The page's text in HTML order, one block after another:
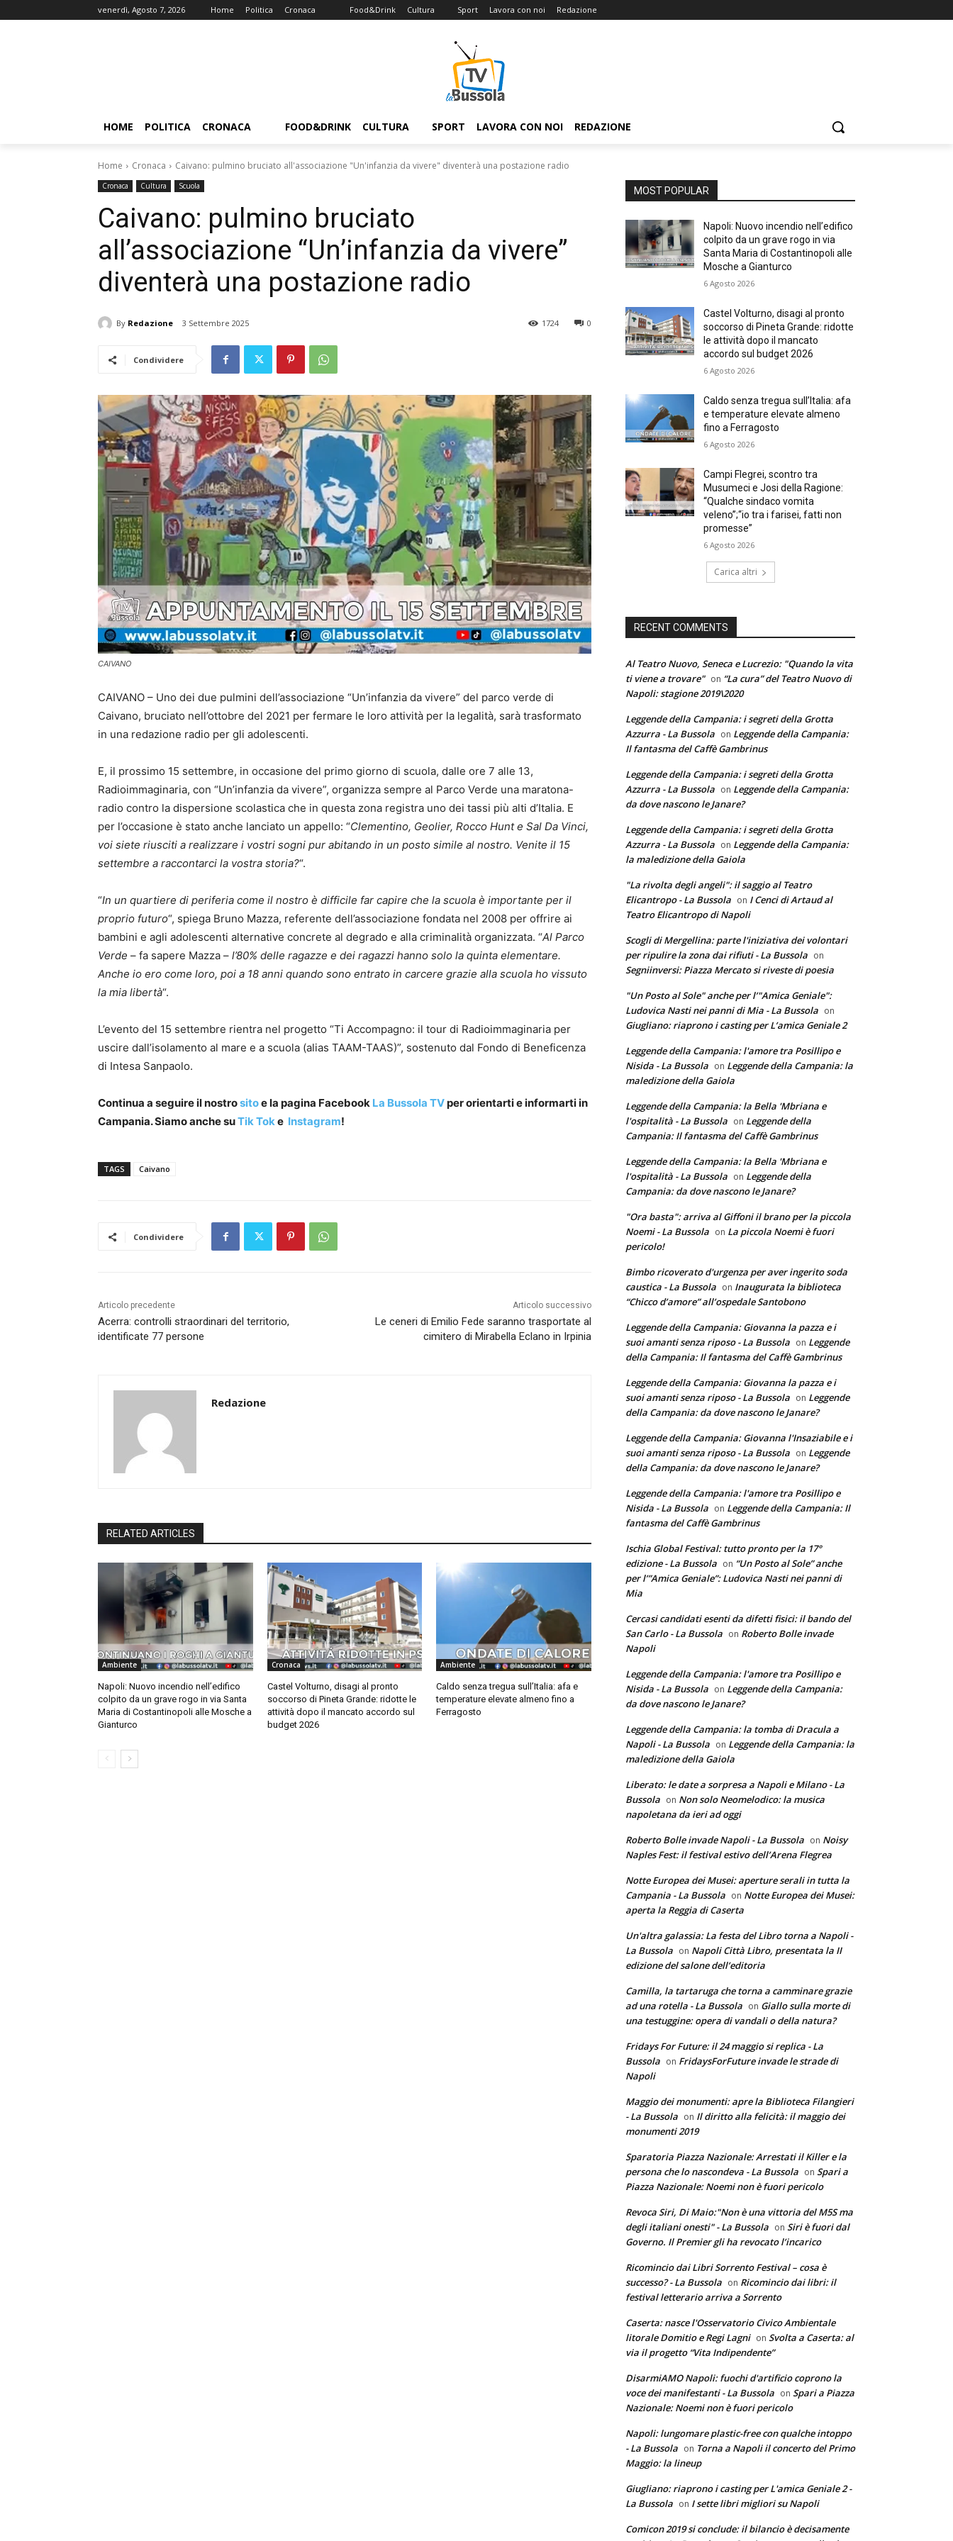
venerdì, Agosto 7, 2026 Home Politica Cronaca Food&Drink Cultura Sport Lavora con noi Redazione
HOME POLITICA CRONACA FOOD&DRINK CULTURA SPORT LAVORA CON NOI REDAZIONE
Home Cronaca Caivano: pulmino bruciato all'associazione "Un'infanzia da vivere" diventerà una postazione radio
Cronaca Cultura Scuola
Caivano: pulmino bruciato
all’associazione “Un’infanzia da vivere”
diventerà una postazione radio
By Redazione 3 Settembre 2025 0
1724
Condividere
CAIVANO
CAIVANO – Uno dei due pulmini dell’associazione “Un’infanzia da vivere” del parco verde di
Caivano, bruciato nell’ottobre del 2021 per fermare le loro attività per la legalità, sarà trasformato
in una redazione radio per gli adolescenti.
E, il prossimo 15 settembre, in occasione del primo giorno di scuola, dalle ore 7 alle 13,
Radioimmaginaria, con “Un’infanzia da vivere”, organizza sempre al Parco Verde una maratona-
radio contro la dispersione scolastica che in questa zona registra uno dei tassi più alti d’Italia. E
per l’occasione è stato anche lanciato un appello: “Clementino, Geolier, Rocco Hunt e Sal Da Vinci,
voi siete riusciti a realizzare i vostri sogni pur abitando in un posto simile al nostro. Venite il 15
settembre a raccontarci la vostra storia?“.
“In un quartiere di periferia come il nostro è difficile far capire che la scuola è importante per il
proprio futuro“, spiega Bruno Mazza, referente dell’associazione fondata nel 2008 per offrire ai
bambini e agli adolescenti alternative concrete al degrado e alla criminalità organizzata. “Al Parco
Verde – fa sapere Mazza – l’80% delle ragazze e dei ragazzi hanno solo la quinta elementare.
Anche io ero come loro, poi a 18 anni quando sono entrato in carcere grazie alla scuola ho vissuto
la mia libertà“.
L’evento del 15 settembre rientra nel progetto “Ti Accompagno: il tour di Radioimmaginaria per
uscire dall’isolamento al mare e a scuola (alias TAAM-TAAS)”, sostenuto dal Fondo di Beneficenza
di Intesa Sanpaolo.
Continua a seguire il nostrositoe la pagina Facebook La Bussola TVper orientarti e informarti in
Campania. Siamo anche suTik Toke Instagram!
TAGS Caivano
Condividere
Articolo precedente
Acerra: controlli straordinari del territorio,
identificate 77 persone
Articolo successivo
Le ceneri di Emilio Fede saranno trasportate al
cimitero di Mirabella Eclano in Irpinia
Redazione
RELATED ARTICLES
Ambiente
Napoli: Nuovo incendio nell’edifico
colpito da un grave rogo in via Santa
Maria di Costantinopoli alle Mosche a
Gianturco
Cronaca
Castel Volturno, disagi al pronto
soccorso di Pineta Grande: ridotte le
attività dopo il mancato accordo sul
budget 2026
Ambiente
Caldo senza tregua sull’Italia: afa e
temperature elevate almeno fino a
Ferragosto
MOST POPULAR
Napoli: Nuovo incendio nell’edifico
colpito da un grave rogo in via
Santa Maria di Costantinopoli alle
Mosche a Gianturco
6 Agosto 2026
Castel Volturno, disagi al pronto
soccorso di Pineta Grande: ridotte
le attività dopo il mancato
accordo sul budget 2026
6 Agosto 2026
Caldo senza tregua sull’Italia: afa
e temperature elevate almeno
fino a Ferragosto
6 Agosto 2026
Campi Flegrei, scontro tra
Musumeci e Josi della Ragione:
“Qualche sindaco vomita
veleno”;“io tra i farisei, fatti non
promesse”
6 Agosto 2026
Carica altri
RECENT COMMENTS
Al Teatro Nuovo, Seneca e Lucrezio: "Quando la vita
ti viene a trovare" on “La cura” del Teatro Nuovo di
Napoli: stagione 2019\2020
Leggende della Campania: i segreti della Grotta
Azzurra - La Bussola on Leggende della Campania:
Il fantasma del Caffè Gambrinus
Leggende della Campania: i segreti della Grotta
Azzurra - La Bussola on Leggende della Campania:
da dove nascono le Janare?
Leggende della Campania: i segreti della Grotta
Azzurra - La Bussola on Leggende della Campania:
la maledizione della Gaiola
"La rivolta degli angeli": il saggio al Teatro
Elicantropo - La Bussola on I Cenci di Artaud al
Teatro Elicantropo di Napoli
Scogli di Mergellina: parte l'iniziativa dei volontari
per ripulire la zona dai rifiuti - La Bussola on
Segniinversi: Piazza Mercato si riveste di poesia
"Un Posto al Sole" anche per l’"Amica Geniale":
Ludovica Nasti nei panni di Mia - La Bussola on
Giugliano: riaprono i casting per L’amica Geniale 2
Leggende della Campania: l'amore tra Posillipo e
Nisida - La Bussola on Leggende della Campania: la
maledizione della Gaiola
Leggende della Campania: la Bella 'Mbriana e
l'ospitalità - La Bussola on Leggende della
Campania: Il fantasma del Caffè Gambrinus
Leggende della Campania: la Bella 'Mbriana e
l'ospitalità - La Bussola on Leggende della
Campania: da dove nascono le Janare?
"Ora basta": arriva al Giffoni il brano per la piccola
Noemi - La Bussola on La piccola Noemi è fuori
pericolo!
Bimbo ricoverato d'urgenza per aver ingerito soda
caustica - La Bussola on Inaugurata la biblioteca
“Chicco d’amore” all’ospedale Santobono
Leggende della Campania: Giovanna la pazza e i
suoi amanti senza riposo - La Bussola on Leggende
della Campania: Il fantasma del Caffè Gambrinus
Leggende della Campania: Giovanna la pazza e i
suoi amanti senza riposo - La Bussola on Leggende
della Campania: da dove nascono le Janare?
Leggende della Campania: Giovanna l'Insaziabile e i
suoi amanti senza riposo - La Bussola on Leggende
della Campania: da dove nascono le Janare?
Leggende della Campania: l'amore tra Posillipo e
Nisida - La Bussola on Leggende della Campania: Il
fantasma del Caffè Gambrinus
Ischia Global Festival: tutto pronto per la 17°
edizione - La Bussola on “Un Posto al Sole” anche
per l’”Amica Geniale”: Ludovica Nasti nei panni di
Mia
Cercasi candidati esenti da difetti fisici: il bando del
San Carlo - La Bussola on Roberto Bolle invade
Napoli
Leggende della Campania: l'amore tra Posillipo e
Nisida - La Bussola on Leggende della Campania:
da dove nascono le Janare?
Leggende della Campania: la tomba di Dracula a
Napoli - La Bussola on Leggende della Campania: la
maledizione della Gaiola
Liberato: le date a sorpresa a Napoli e Milano - La
Bussola on Non solo Neomelodico: la musica
napoletana da ieri ad oggi
Roberto Bolle invade Napoli - La Bussola on Noisy
Naples Fest: il festival estivo dell’Arena Flegrea
Notte Europea dei Musei: aperture serali in tutta la
Campania - La Bussola on Notte Europea dei Musei:
aperta la Reggia di Caserta
Un'altra galassia: La festa del Libro torna a Napoli -
La Bussola on Napoli Città Libro, presentata la II
edizione del salone dell’editoria
Camilla, la tartaruga che torna a camminare grazie
ad una rotella - La Bussola on Giallo sulla morte di
una testuggine: opera di vandali o della natura?
Fridays For Future: il 24 maggio si replica - La
Bussola on FridaysForFuture invade le strade di
Napoli
Maggio dei monumenti: apre la Biblioteca Filangieri
- La Bussola on Il diritto alla felicità: il maggio dei
monumenti 2019
Sparatoria Piazza Nazionale: Arrestati il Killer e la
persona che lo nascondeva - La Bussola on Spari a
Piazza Nazionale: Noemi non è fuori pericolo
Revoca Siri, Di Maio:"Non è una vittoria del M5S ma
degli italiani onesti" - La Bussola on Siri è fuori dal
Governo. Il Premier gli ha revocato l’incarico
Ricomincio dai Libri Sorrento Festival – cosa è
successo? - La Bussola on Ricomincio dai libri: il
festival letterario arriva a Sorrento
Caserta: nasce l'Osservatorio Civico Ambientale
litorale Domitio e Regi Lagni on Svolta a Caserta: al
via il progetto “Vita Indipendente”
DisarmiAMO Napoli: fuochi d'artificio coprono la
voce dei manifestanti - La Bussola on Spari a Piazza
Nazionale: Noemi non è fuori pericolo
Napoli: lungomare plastic-free con qualche intoppo
- La Bussola on Torna a Napoli il concerto del Primo
Maggio: la lineup
Giugliano: riaprono i casting per L'amica Geniale 2 -
La Bussola on I sette libri migliori su Napoli
Comicon 2019 si conclude: il bilancio è decisamente